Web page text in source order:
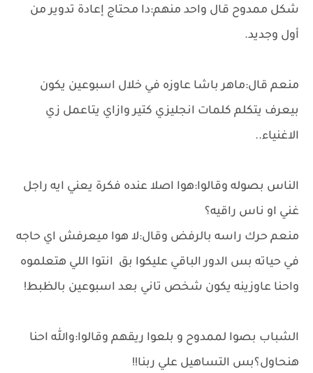
شكل ممدوح قال واحد منهم:دا محتاج إعادة تدوير من
أول وجديد.
منعم قال:ماهر باشا عاوزه في خلال اسبوعين يكون
بيعرف يتكلم كلمات انجليزي كتير وازاي يتاعمل زي
الاغنياء..
الناس بصوله وقالوا:هوا اصلا عنده فكرة يعني ايه راجل
غني او ناس راقيه؟
منعم حرك راسه بالرفض وقال:لا هوا ميعرفش اي حاجه
في حياته بس الدور الباقي عليكوا بق انتوا اللي هتعلموه
واحنا عاوزينه يكون شخص تاني بعد اسبوعين بالظبط!
الشباب بصوا لممدوح و بلعوا ريقهم وقالوا:والله احنا
هنحاول؟بس التساهيل علي ربنا!!